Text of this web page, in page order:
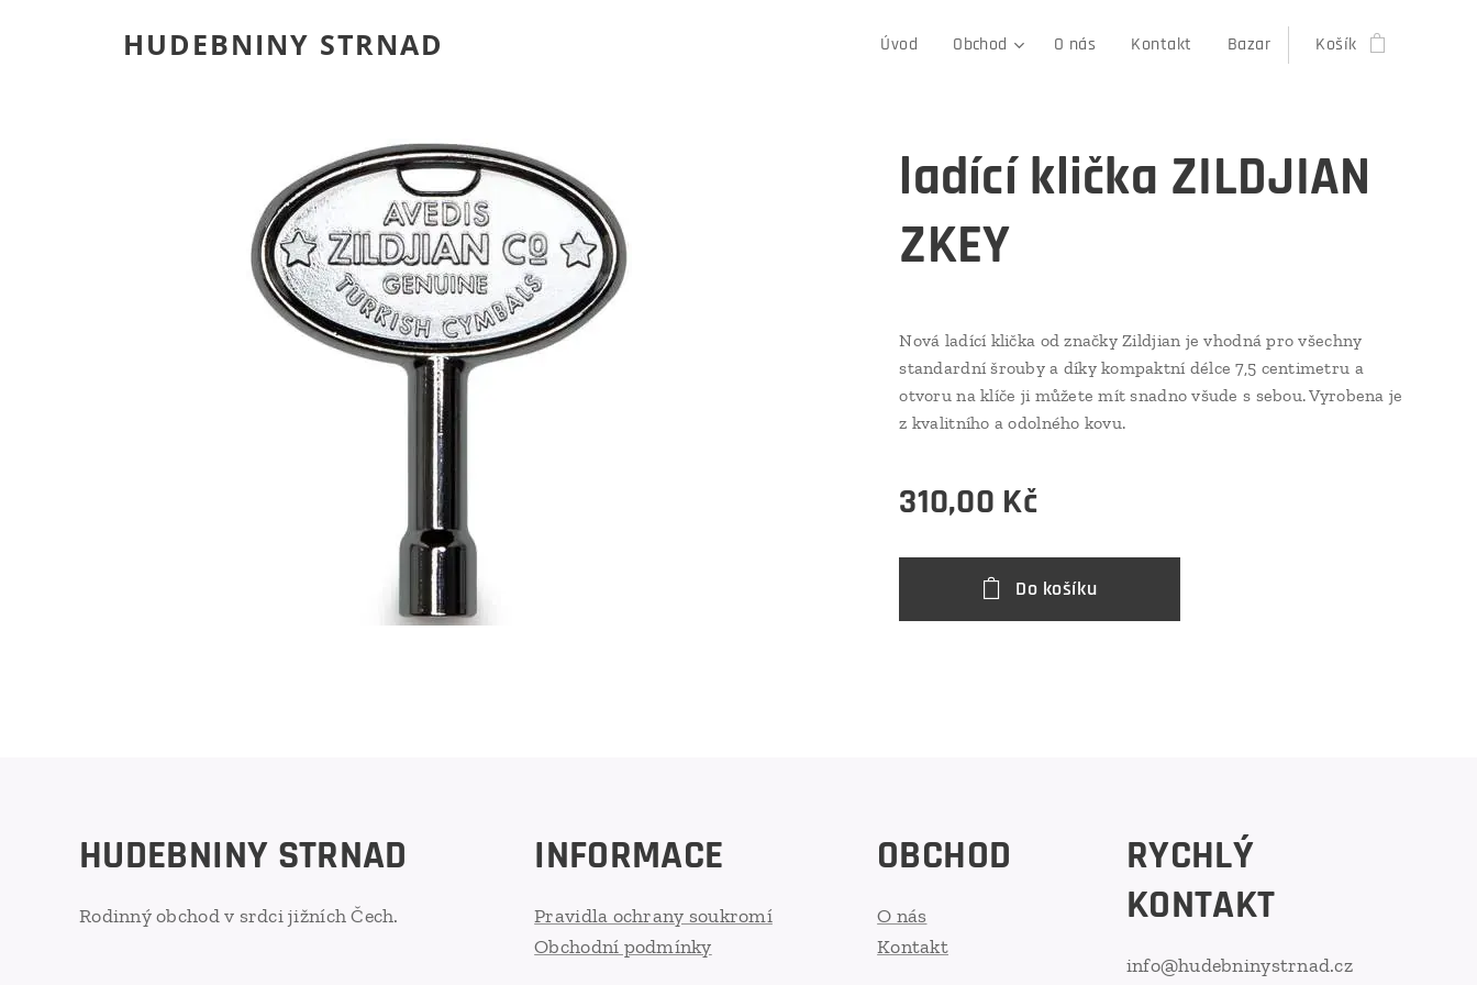
HUDEBNINY STRNAD Úvod Obchod O nás Kontakt Bazar Košík
ladící klička ZILDJIAN
ZKEY
Nová ladící klička od značky Zildjian je vhodná pro všechny
standardní šrouby a díky kompaktní délce 7,5 centimetru a
otvoru na klíče ji můžete mít snadno všude s sebou. Vyrobena je
z kvalitního a odolného kovu.
310,00 Kč
Do košíku
HUDEBNINY STRNAD
Rodinný obchod v srdci jižních Čech.
INFORMACE
Pravidla ochrany soukromí
Obchodní podmínky
OBCHOD
O nás
Kontakt
RYCHLÝ
KONTAKT
info@hudebninystrnad.cz